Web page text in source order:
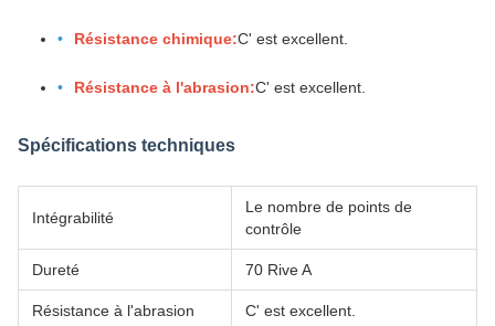
Résistance chimique:C' est excellent.
Résistance à l'abrasion:C' est excellent.
Spécifications techniques
Intégrabilité
Le nombre de points de
contrôle
Dureté 70 Rive A
Résistance à l'abrasion C' est excellent.